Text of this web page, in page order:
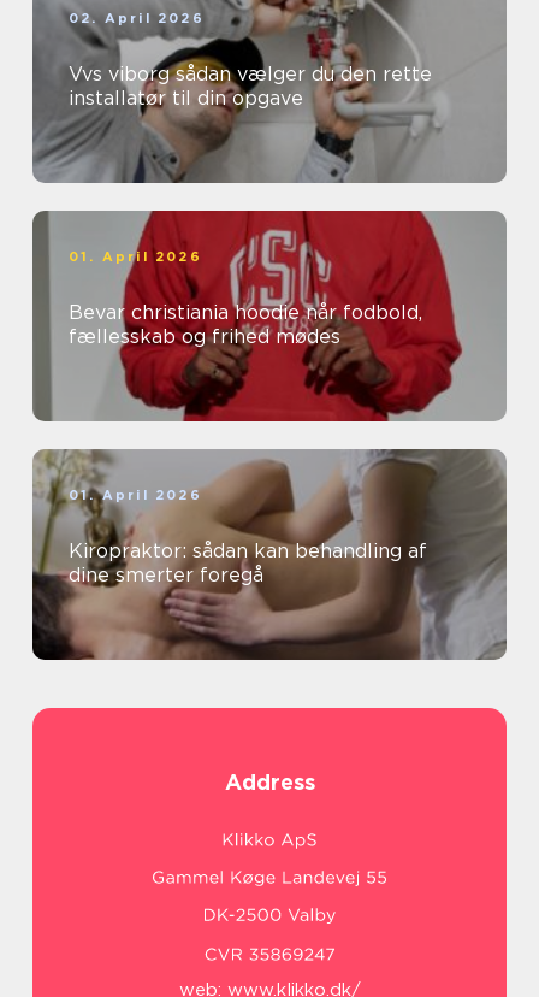
02. April 2026
Vvs viborg sådan vælger du den rette
installatør til din opgave
01. April 2026
Bevar christiania hoodie når fodbold,
fællesskab og frihed mødes
01. April 2026
Kiropraktor: sådan kan behandling af
dine smerter foregå
Address
web: www.klikko.dk/